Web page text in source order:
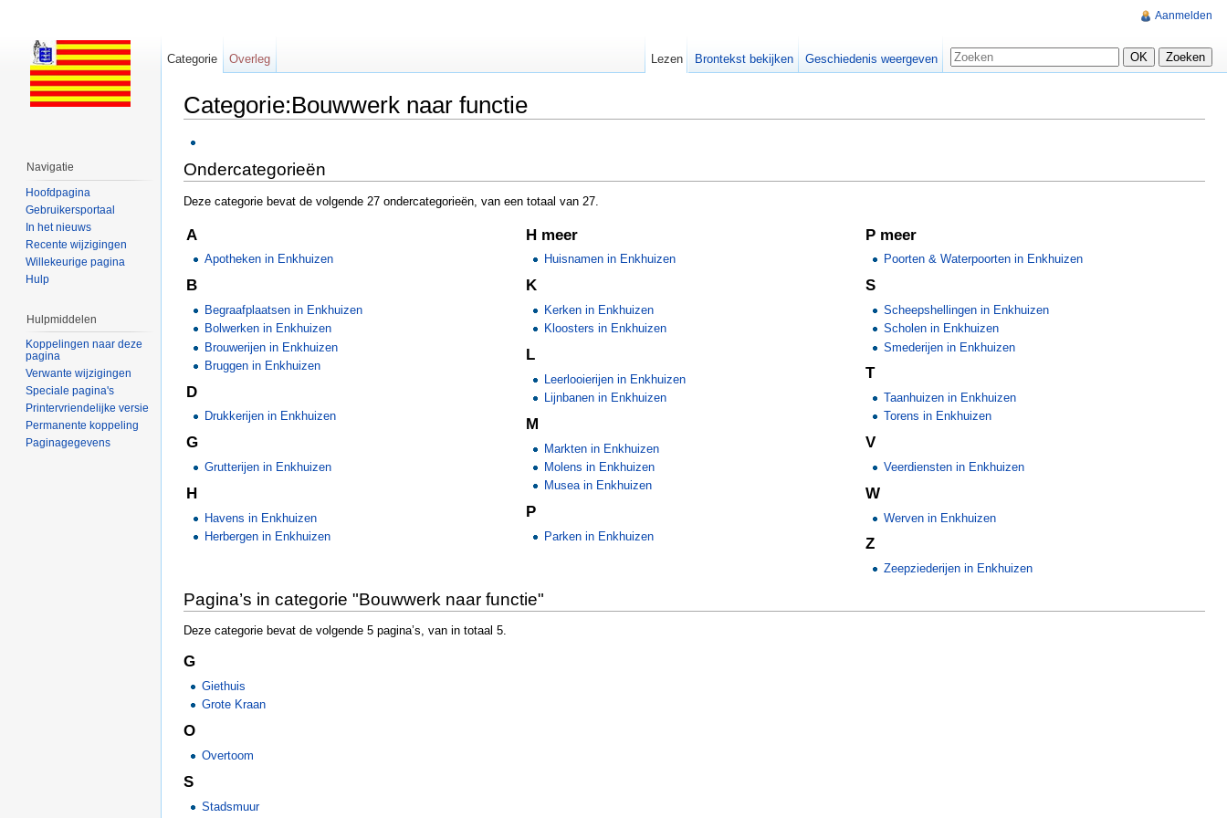
Categorie:Bouwwerk naar functie
Ondercategorieën
Deze categorie bevat de volgende 27 ondercategorieën, van een totaal van 27.
A
Apotheken in Enkhuizen
B
Begraafplaatsen in Enkhuizen
Bolwerken in Enkhuizen
Brouwerijen in Enkhuizen
Bruggen in Enkhuizen
D
Drukkerijen in Enkhuizen
G
Grutterijen in Enkhuizen
H
Havens in Enkhuizen
Herbergen in Enkhuizen
H meer
Huisnamen in Enkhuizen
K
Kerken in Enkhuizen
Kloosters in Enkhuizen
L
Leerlooierijen in Enkhuizen
Lijnbanen in Enkhuizen
M
Markten in Enkhuizen
Molens in Enkhuizen
Musea in Enkhuizen
P
Parken in Enkhuizen
P meer
Poorten & Waterpoorten in Enkhuizen
S
Scheepshellingen in Enkhuizen
Scholen in Enkhuizen
Smederijen in Enkhuizen
T
Taanhuizen in Enkhuizen
Torens in Enkhuizen
V
Veerdiensten in Enkhuizen
W
Werven in Enkhuizen
Z
Zeepziederijen in Enkhuizen
Pagina’s in categorie "Bouwwerk naar functie"
Deze categorie bevat de volgende 5 pagina’s, van in totaal 5.
G
Giethuis
Grote Kraan
O
Overtoom
S
Stadsmuur
Aanmelden
Categorie Overleg Lezen Brontekst bekijken Geschiedenis weergeven
Navigatie
Hoofdpagina
Gebruikersportaal
In het nieuws
Recente wijzigingen
Willekeurige pagina
Hulp
Hulpmiddelen
Koppelingen naar deze
pagina
Verwante wijzigingen
Speciale pagina's
Printervriendelijke versie
Permanente koppeling
Paginagegevens